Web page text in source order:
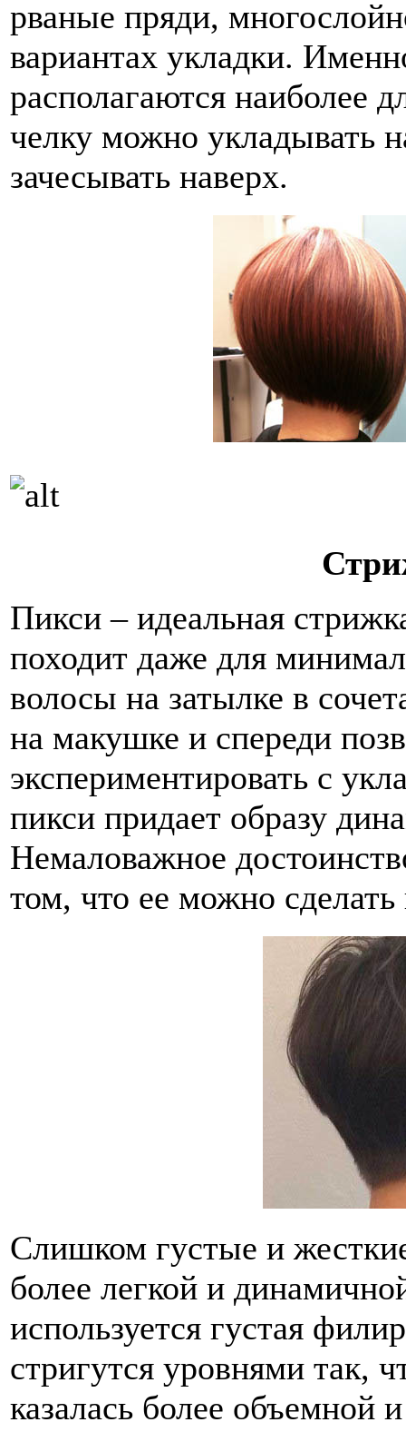
рваные пряди,
вариантах укладки.
располагаются наиболее
челку можно укладывать
зачесывать наверх.
Пикси – идеальная
походит даже для
волосы на затылке в
на макушке и спереди
экспериментировать с
пикси придает образу
Немаловажное
том, что ее можно
Слишком густые и
более легкой и
используется густая
стригутся уровнями так,
казалась более объемной